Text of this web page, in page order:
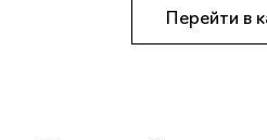
Перейти в